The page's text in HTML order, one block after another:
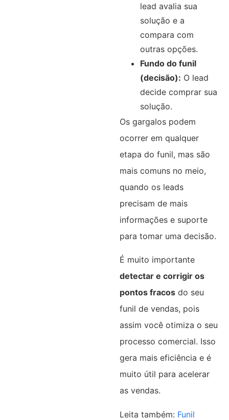
lead avalia sua
solução e a
compara com
outras opções.
Fundo do funil
(decisão): O lead
decide comprar sua
solução.
Os gargalos podem
ocorrer em qualquer
etapa do funil, mas são
mais comuns no meio,
quando os leads
precisam de mais
informações e suporte
para tomar uma decisão.
É muito importante
detectar e corrigir os
pontos fracosdo seu
funil de vendas, pois
assim você otimiza o seu
processo comercial. Isso
gera mais eficiência e é
muito útil para acelerar
as vendas.
Leita também: Funil